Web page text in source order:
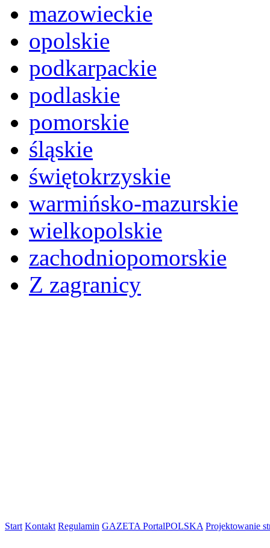
mazowieckie
opolskie
podkarpackie
podlaskie
pomorskie
śląskie
świętokrzyskie
warmińsko-mazurskie
wielkopolskie
zachodniopomorskie
Z zagranicy
Start Kontakt Regulamin GAZETA PortalPOLSKA Projektowanie